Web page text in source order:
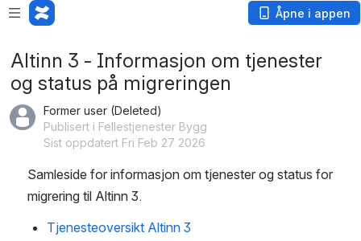
Åpne i appen
Altinn 3 - Informasjon om tjenester
og status på migreringen
Former user (Deleted)
Publisert i Fellestjenester Bygg
Sist oppdatert Fri Feb 27 2026
Samleside for informasjon om tjenester og status for
migrering til Altinn 3.
Tjenesteoversikt Altinn 3